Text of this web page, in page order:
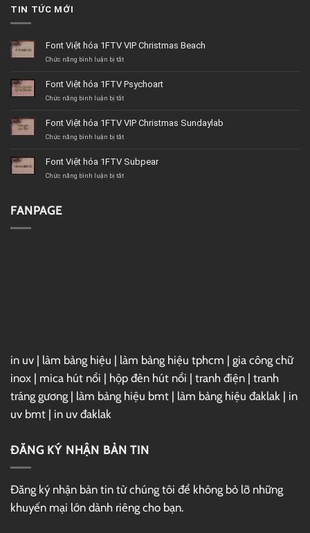
TIN TỨC MỚI
Font Việt hóa 1FTV VIP Christmas Beach
Chức năng bình luận bị tắtở
hóa
1FTV
Beach
Font Việt hóa 1FTV Psychoart
Chức năng bình luận bị tắtở
hóa
1FTV
Font Việt hóa 1FTV VIP Christmas Sundaylab
Chức năng bình luận bị tắtở
hóa
1FTV
Font Việt hóa 1FTV Subpear
Chức năng bình luận bị tắtở
FANPAGE
in uv | làm bảng hiệu | làm bảng hiệu tphcm | gia công chữ
inox | mica hút nổi | hộp đèn hút nổi | tranh điện | tranh
tráng gương | làm bảng hiệu bmt | làm bảng hiệu đaklak | in
uv bmt | in uv đaklak
ĐĂNG KÝ NHẬN BẢN TIN
Đăng ký nhận bản tin từ chúng tôi để không bỏ lỡ những
khuyến mại lớn dành riêng cho bạn.